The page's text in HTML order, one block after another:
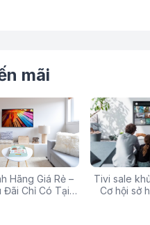
mãi
Hãng Giá Rẻ –
Đãi Chỉ Có Tại
Tivi sale
Cơ hội sở
báo lỗi thường gặp
từ và lưu ý khi xử
Top 5
chất